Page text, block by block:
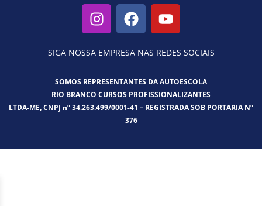
I
n
s
t
g
r
a
F
a
c
e
o
o
k
Y
o
u
t
b
e
SIGA NOSSA EMPRESA NAS REDES SOCIAIS
SOMOS REPRESENTANTES DA AUTOESCOLA
RIO BRANCO CURSOS PROFISSIONALIZANTES
LTDA-ME, CNPJ nº 34.263.499/0001-41 – REGISTRADA SOB PORTARIA Nº
376